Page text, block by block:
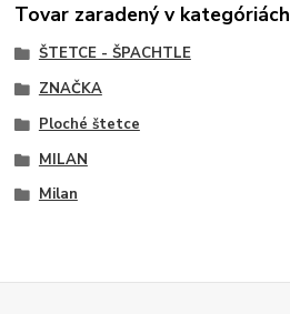
Tovar zaradený v kategóriách
ŠTETCE - ŠPACHTLE
ZNAČKA
Ploché štetce
MILAN
Milan